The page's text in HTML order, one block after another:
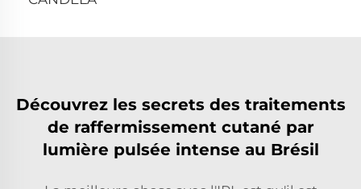
Découvrez les secrets des traitements
de raffermissement cutané par
lumière pulsée intense au Brésil